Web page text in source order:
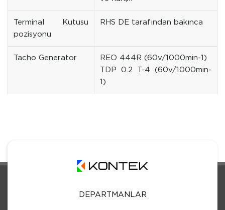
Terminal Kutusu
pozisyonu
RHS DE tarafından bakınca
Tacho Generator
REO 444R (60v/1000min-1)
TDP 0.2 T-4 (60v/1000min-
1)
DEPARTMANLAR